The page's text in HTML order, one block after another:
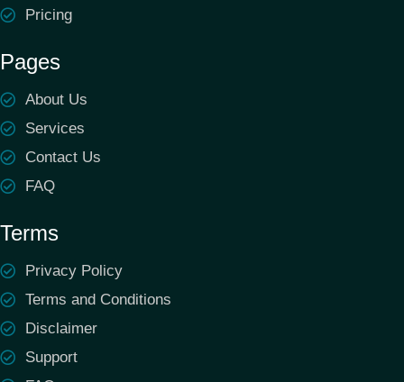
Pricing
Pages
About Us
Services
Contact Us
FAQ
Terms
Privacy Policy
Terms and Conditions
Disclaimer
Support